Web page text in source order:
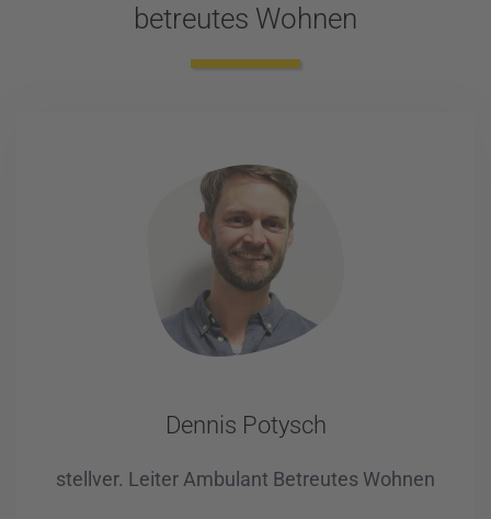
betreutes Wohnen
Dennis Potysch
stellver. Leiter Ambulant Betreutes Wohnen